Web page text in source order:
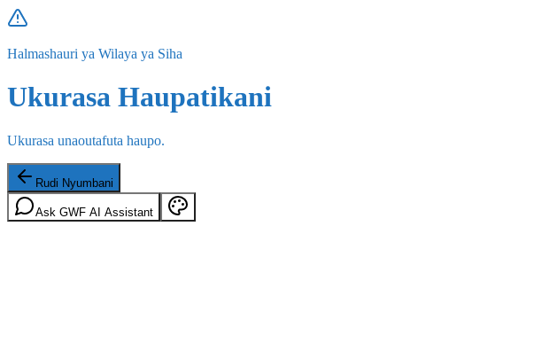
Halmashauri ya Wilaya ya Siha
Ukurasa Haupatikani
Ukurasa unaoutafuta haupo.
Rudi Nyumbani
Ask GWF AI Assistant